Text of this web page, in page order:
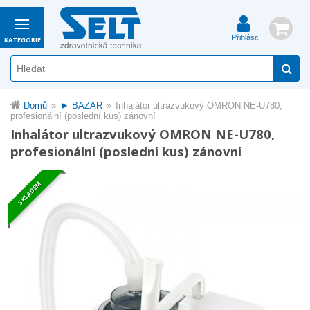
Přihlásit
KATEGORIE
Domů ► BAZAR
Inhalátor ultrazvukový OMRON NE-U780,
profesionální (poslední kus) zánovní
Inhalátor ultrazvukový OMRON NE-U780,
profesionální (poslední kus) zánovní
SKLADEM